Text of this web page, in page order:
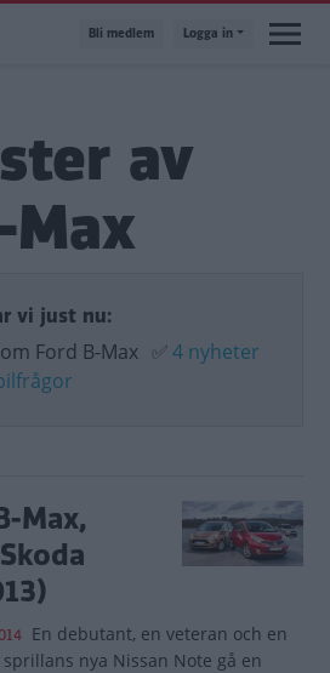
Bli medlem Logga in
av
Max
vi just nu:
Ford B-Max ✅4 nyheter
Max,
En debutant, en veteran och en
nya Nissan Note gå en